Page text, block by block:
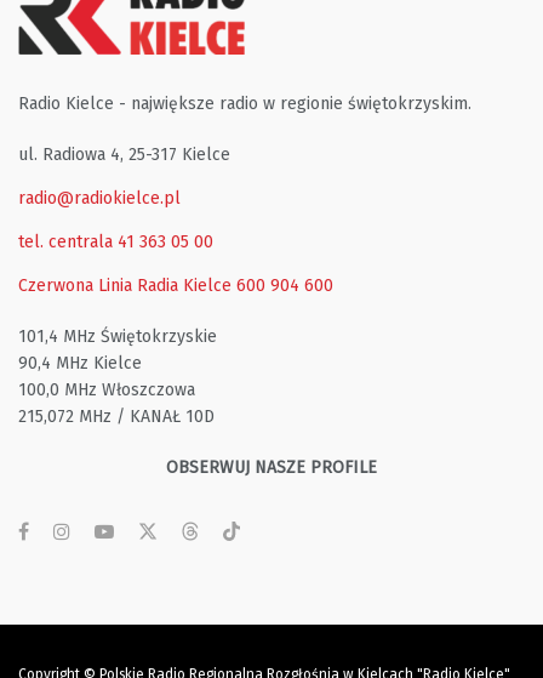
Radio Kielce - największe radio w regionie świętokrzyskim.
ul. Radiowa 4, 25-317 Kielce
radio@radiokielce.pl
tel. centrala 41 363 05 00
Czerwona Linia Radia Kielce 600 904 600
101,4 MHz Świętokrzyskie
90,4 MHz Kielce
100,0 MHz Włoszczowa
215,072 MHz / KANAŁ 10D
OBSERWUJ NASZE PROFILE
Copyright © Polskie Radio Regionalna Rozgłośnia w Kielcach "Radio Kielce"